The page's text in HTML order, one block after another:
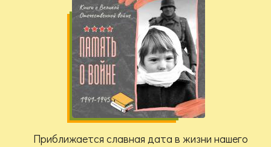
Приближается славная дата в жизни нашего